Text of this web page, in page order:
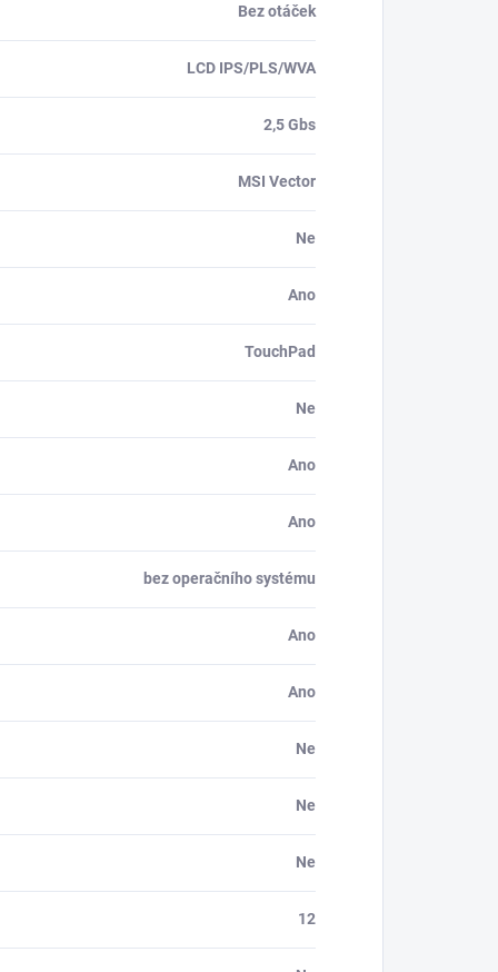
Bez otáček
LCD IPS/PLS/WVA
2,5 Gbs
MSI Vector
Ne
Ano
TouchPad
Ne
Ano
Ano
bez operačního systému
Ano
Ano
Ne
Ne
Ne
12